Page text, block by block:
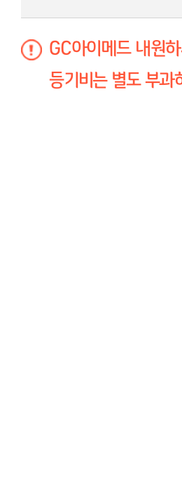
GC아이메드 내원
등기비는 별도 부과